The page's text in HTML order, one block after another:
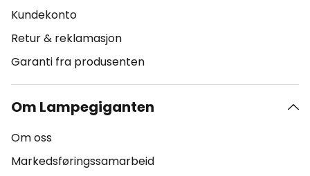
Kundekonto
Retur & reklamasjon
Garanti fra produsenten
Om Lampegiganten
Om oss
Markedsføringssamarbeid